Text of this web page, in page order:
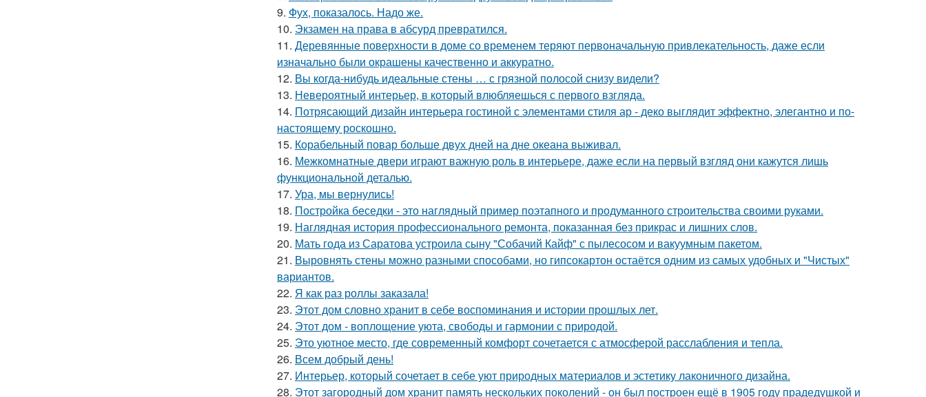
9. Фух, показалось. Надо же.
10. Экзамен на права в абсурд превратился.
11. Деревянные поверхности в доме со временем теряют первоначальную привлекательность, даже если
изначально были окрашены качественно и аккуратно.
12. Вы когда-нибудь идеальные стены … с грязной полосой снизу видели?
13. Невероятный интерьер, в который влюбляешься с первого взгляда.
14. Потрясающий дизайн интерьера гостиной с элементами стиля ар - деко выглядит эффектно, элегантно и по-
настоящему роскошно.
15. Корабельный повар больше двух дней на дне океана выживал.
16. Межкомнатные двери играют важную роль в интерьере, даже если на первый взгляд они кажутся лишь
функциональной деталью.
17. Ура, мы вернулись!
18. Постройка беседки - это наглядный пример поэтапного и продуманного строительства своими руками.
19. Наглядная история профессионального ремонта, показанная без прикрас и лишних слов.
20. Мать года из Саратова устроила сыну "Собачий Кайф" с пылесосом и вакуумным пакетом.
21. Выровнять стены можно разными способами, но гипсокартон остаётся одним из самых удобных и "Чистых"
вариантов.
22. Я как раз роллы заказала!
23. Этот дом словно хранит в себе воспоминания и истории прошлых лет.
24. Этот дом - воплощение уюта, свободы и гармонии с природой.
25. Это уютное место, где современный комфорт сочетается с атмосферой расслабления и тепла.
26. Всем добрый день!
27. Интерьер, который сочетает в себе уют природных материалов и эстетику лаконичного дизайна.
28. Этот загородный дом хранит память нескольких поколений - он был построен ещё в 1905 году прадедушкой и